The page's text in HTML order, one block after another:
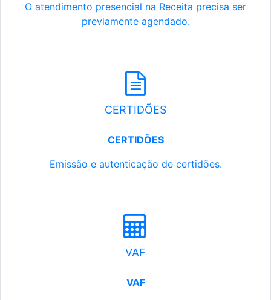
O atendimento presencial na Receita precisa ser
previamente agendado.
CERTIDÕES
CERTIDÕES
Emissão e autenticação de certidões.
VAF
VAF